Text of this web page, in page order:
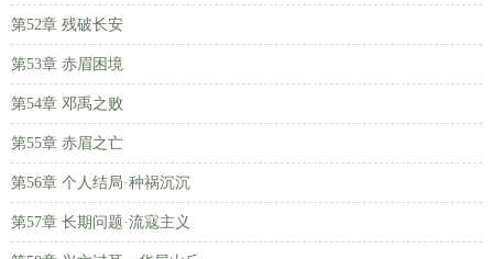
第52章 残破长安
第53章 赤眉困境
第54章 邓禹之败
第55章 赤眉之亡
第56章 个人结局·种祸沉沉
第57章 长期问题·流寇主义